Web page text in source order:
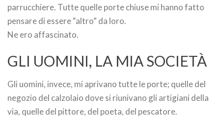
parrucchiere. Tutte quelle porte chiuse mi hanno fatto
pensare di essere “altro” da loro.
Ne ero affascinato.
GLI UOMINI, LA MIA SOCIETÀ
Gli uomini, invece, mi aprivano tutte le porte; quelle del
negozio del calzolaio dove si riunivano gli artigiani della
via, quelle del pittore, del poeta, del pescatore.